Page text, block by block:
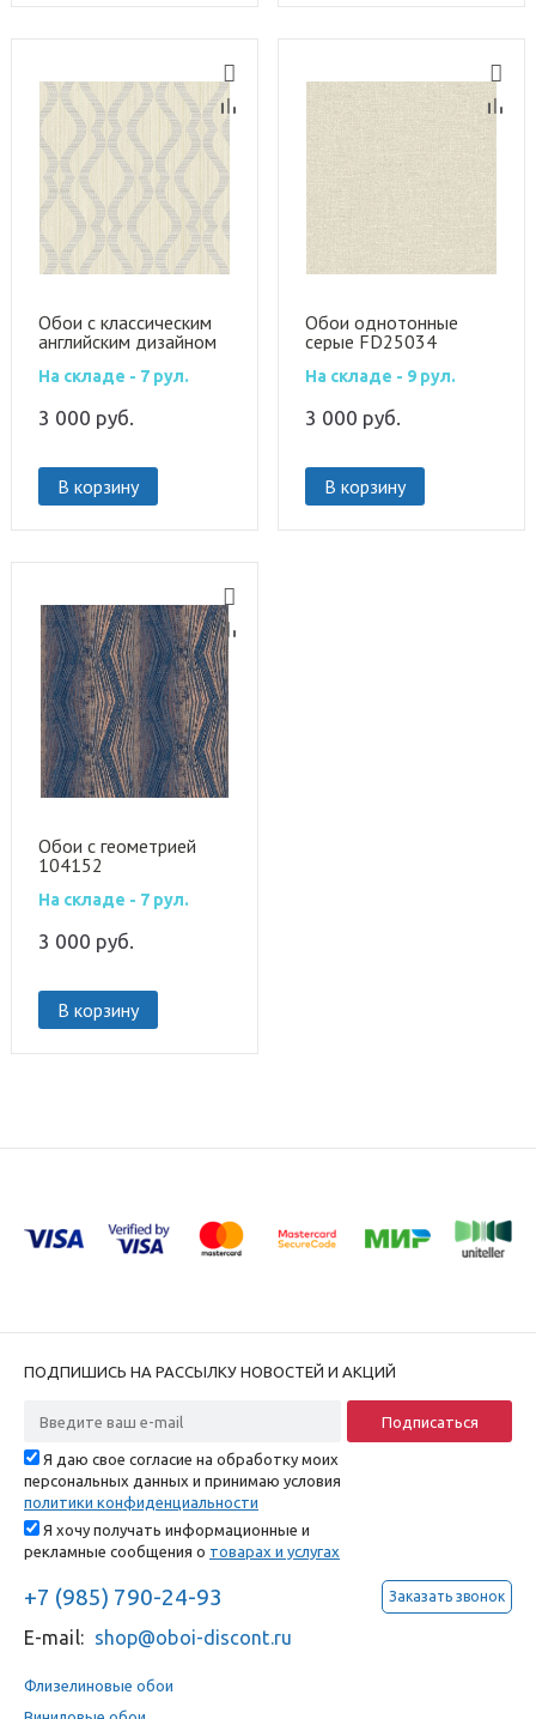
Обои с классическим
английским дизайном
На складе - 7 рул.
3 000 руб.
В корзину
Обои однотонные
серые FD25034
На складе - 9 рул.
3 000 руб.
В корзину
Обои с геометрией
104152
На складе - 7 рул.
3 000 руб.
В корзину
ПОДПИШИСЬ НА РАССЫЛКУ НОВОСТЕЙ И АКЦИЙ
Я даю свое согласие на обработку моих
персональных данных и принимаю условия
политики конфиденциальности
Я хочу получать информационные и
рекламные сообщения о товарах и услугах
+7 (985) 790-24-93 Заказать звонок
E-mail: shop@oboi-discont.ru
Флизелиновые обои